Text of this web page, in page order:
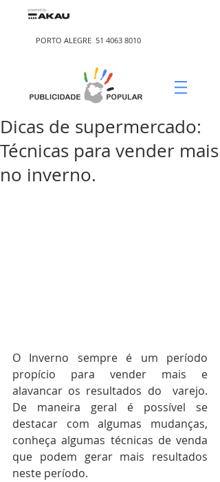
PORTO ALEGRE 51 4063 8010
Dicas de supermercado:
Técnicas para vender mais
no inverno.
O Inverno sempre é um período
propício para vender mais e
alavancar os resultados do  varejo.
De maneira geral é possível se
destacar com algumas mudanças,
conheça algumas técnicas de venda
que podem gerar mais resultados
neste período.